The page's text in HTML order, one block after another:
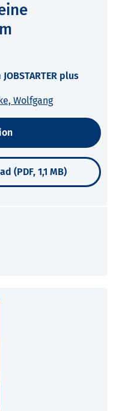
plus
Wolfgang
(PDF, 1,1 MB)